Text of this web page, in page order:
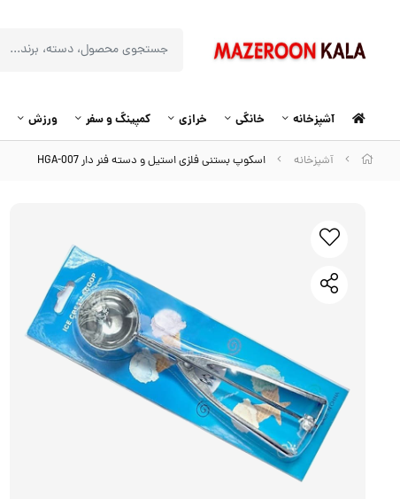
آشپزخانه خانگی خرازی کمپینگ و سفر ورزش
آشپزخانه اسکوپ بستنی فلزی استیل و دسته فنر دار HGA-007